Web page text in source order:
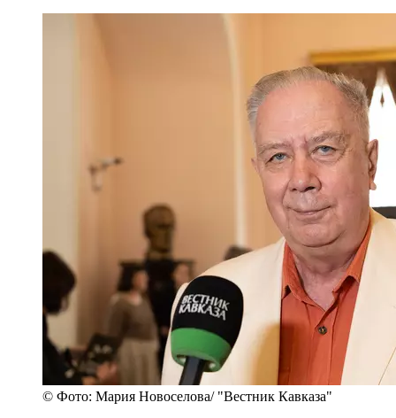
© Фото: Мария Новоселова/ "Вестник Кавказа"